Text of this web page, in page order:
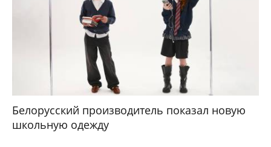
Белорусский производитель показал новую
школьную одежду